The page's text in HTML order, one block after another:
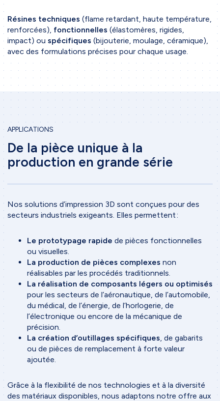
Résines techniques (flame retardant, haute température,
renforcées), fonctionnelles (élastomères, rigides,
impact) ou spécifiques (bijouterie, moulage, céramique),
avec des formulations précises pour chaque usage.
APPLICATIONS
De la pièce unique à la
production en grande série
Nos solutions d’impression 3D sont conçues pour des
secteurs industriels exigeants. Elles permettent :
Le prototypage rapide de pièces fonctionnelles
ou visuelles.
La production de pièces complexes non
réalisables par les procédés traditionnels.
La réalisation de composants légers ou optimisés
pour les secteurs de l’aéronautique, de l’automobile,
du médical, de l’énergie, de l’horlogerie, de
l’électronique ou encore de la mécanique de
précision.
La création d’outillages spécifiques, de gabarits
ou de pièces de remplacement à forte valeur
ajoutée.
Grâce à la flexibilité de nos technologies et à la diversité
des matériaux disponibles, nous adaptons notre offre aux